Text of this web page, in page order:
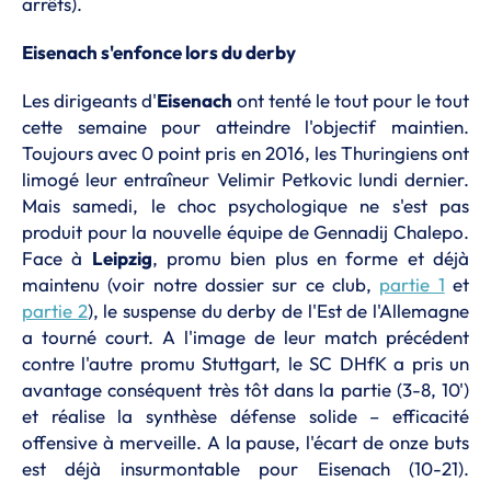
Eisenach s'enfonce lors du derby
Les dirigeants d'Eisenach ont tenté le tout pour le tout
cette semaine pour atteindre l'objectif maintien.
Toujours avec 0 point pris en 2016, les Thuringiens ont
limogé leur entraîneur Velimir Petkovic lundi dernier.
Mais samedi, le choc psychologique ne s'est pas
produit pour la nouvelle équipe de Gennadij Chalepo.
Face à Leipzig, promu bien plus en forme et déjà
maintenu (voir notre dossier sur ce club, partie 1 et
partie 2), le suspense du derby de l'Est de l'Allemagne
a tourné court. A l'image de leur match précédent
contre l'autre promu Stuttgart, le SC DHfK a pris un
avantage conséquent très tôt dans la partie (3-8, 10')
et réalise la synthèse défense solide – efficacité
offensive à merveille. A la pause, l'écart de onze buts
est déjà insurmontable pour Eisenach (10-21).